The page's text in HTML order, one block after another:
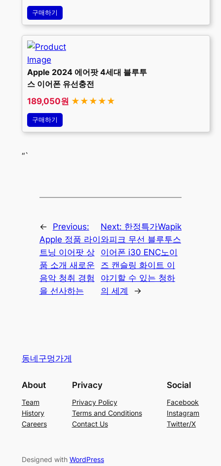
구매하기
Apple 2024 에어팟 4세대 블루투
스 이어폰 유선충전
189,050원 ★★★★★
구매하기
“`
←
Previous:
Apple 정품 라이
트닝 이어팟 상
품 소개 새로운
음악 청취 경험
을 선사하는
Next: 한정특가Wapik
와피크 무선 블루투스
이어폰 i30 ENC노이
즈 캔슬링 화이트 이
야기할 수 있는 청하
의 세계
→
동네구멍가게
About
Team
History
Careers
Privacy
Privacy Policy
Terms and Conditions
Contact Us
Social
Facebook
Instagram
Twitter/X
Designed with WordPress